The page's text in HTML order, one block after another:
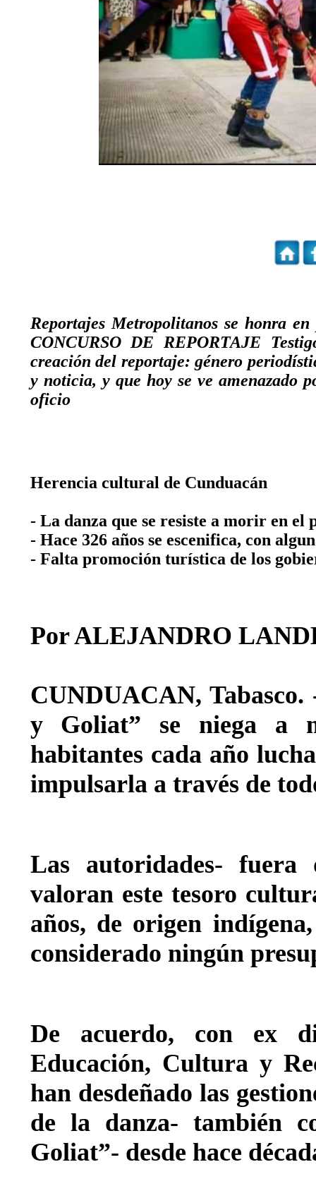
Reportajes Metropolitanos se honra
CONCURSO DE REPORTAJE
creación del reportaje: género
y noticia, y que hoy se ve amenazado
oficio
Herencia cultural de Cunduacán
- La danza que se resiste a morir en el
- Hace 326 años se escenifica, con
- Falta promoción turística de los
Por ALEJANDRO
CUNDUACAN,
y Goliat” se niega a
habitantes cada año
impulsarla a través de
Las autoridades-
valoran este tesoro
años, de origen
considerado ningún
De acuerdo, con ex
Educación, Cultura y
han desdeñado las
de la danza- también
Goliat”- desde hace